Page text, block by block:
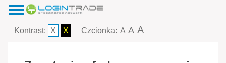
Kontrast: X X Czcionka: A A A